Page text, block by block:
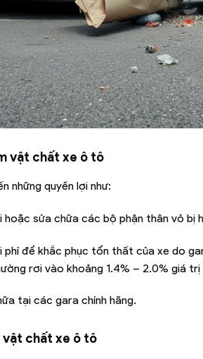
vật chất xe ô tô
những quyền lợi như:
sửa chữa các bộ phận thân vỏ bị
để khắc phục tổn thất của xe do
rơi vào khoảng 1.4% – 2.0% giá
tại các gara chính hãng.
vật chất xe ô tô